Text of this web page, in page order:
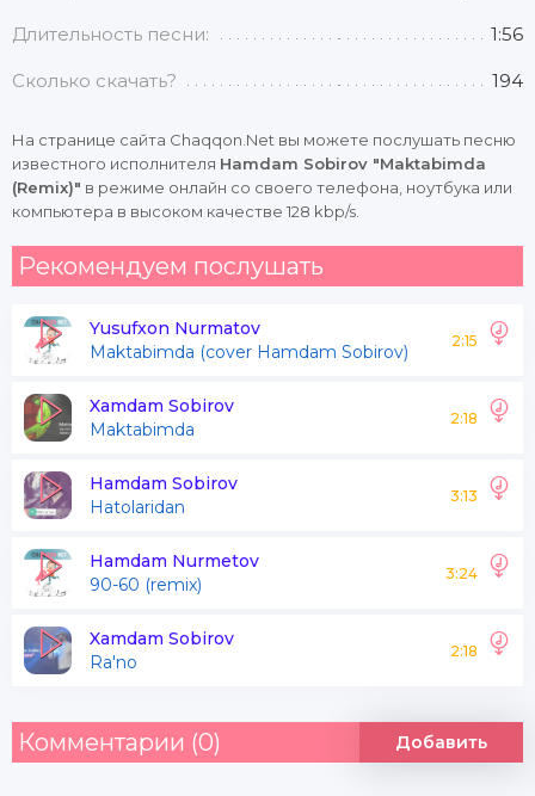
Длительность песни: 1:56
Сколько скачать? 194
На странице сайта Chaqqon.Net вы можете послушать песню
известного исполнителя Hamdam Sobirov "Maktabimda
(Remix)" в режиме онлайн со своего телефона, ноутбука или
компьютера в высоком качестве 128 kbp/s.
Рекомендуем послушать
Yusufxon Nurmatov
Maktabimda (cover Hamdam Sobirov)
2:15
Xamdam Sobirov
Maktabimda
2:18
Hamdam Sobirov
Hatolaridan
3:13
Hamdam Nurmetov
90-60 (remix)
3:24
Xamdam Sobirov
Ra'no
2:18
Комментарии (0) Добавить